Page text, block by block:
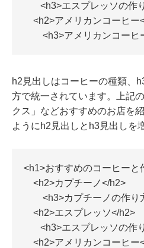
<h3>エスプレッソの作
<h2>アメリカンコーヒー
<h3>アメリカンコーヒ
h2見出しはコーヒーの種類、
方で統一されています。上記
クス」などおすすめのお店を
ようにh2見出しとh3見出しを
<h1>おすすめのコーヒーと
<h2>カプチーノ</h2>
<h3>カプチーノの作り
<h2>エスプレッソ</h2>
<h3>エスプレッソの作
<h2>アメリカンコーヒー